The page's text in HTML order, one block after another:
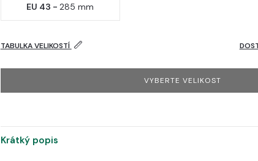
EU 43 -285 mm
TABULKA VELIKOSTÍ
VYBERTE VELIKOST
Krátký popis